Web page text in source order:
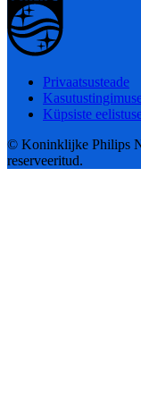
Privaatsusteade
Küpsiste
© Koninklijke Philips
reserveeritud.